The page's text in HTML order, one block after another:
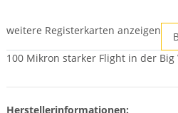
weitere Registerkarten anzeigen
100 Mikron starker Flight in der Big
Herstellerinformationen: